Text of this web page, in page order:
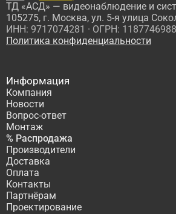
ТД «АСД» — видеонаблюдение и
105275, г. Москва, ул. 5-я улица
ИНН: 9717074281 · ОГРН:
Политика конфиденциальности
Информация
Компания
Новости
Вопрос-ответ
Монтаж
% Распродажа
Производители
Доставка
Оплата
Контакты
Партнёрам
Проектирование